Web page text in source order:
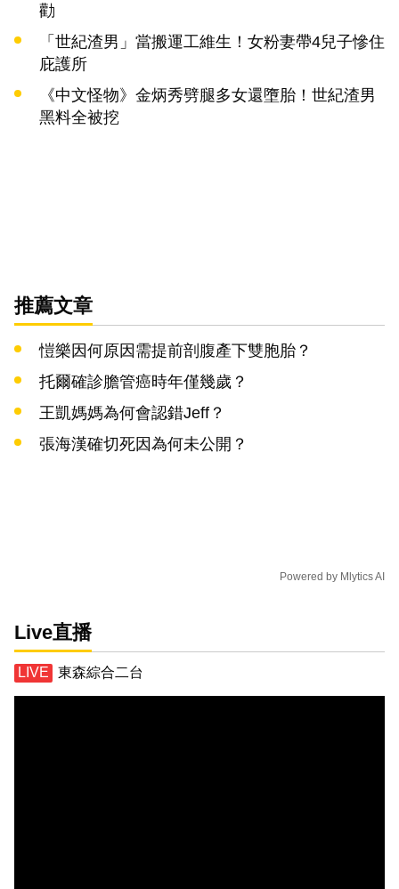
勸
「世紀渣男」當搬運工維生！女粉妻帶4兒子慘住
庇護所
《中文怪物》金炳秀劈腿多女還墮胎！世紀渣男
黑料全被挖
推薦文章
愷樂因何原因需提前剖腹產下雙胞胎？
托爾確診膽管癌時年僅幾歲？
王凱媽媽為何會認錯Jeff？
張海漢確切死因為何未公開？
Powered by Mlytics AI
Live直播
東森綜合二台